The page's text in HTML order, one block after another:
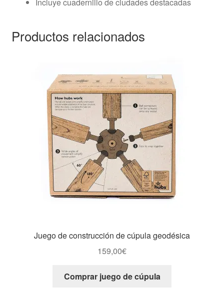
Productos relacionados
Juego de construcción de cúpula geodésica
159,00€
Comprar juego de cúpula